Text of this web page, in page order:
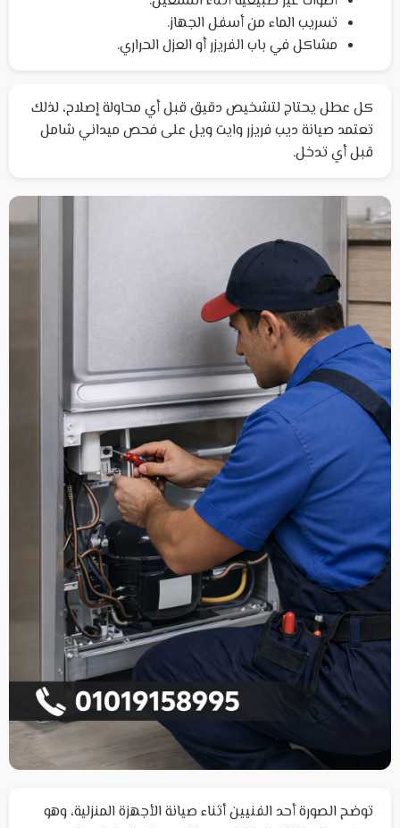
تسريب الماء من أسفل الجهاز.
مشاكل في باب الفريزر أو العزل الحراري.
كل عطل يحتاج لتشخيص دقيق قبل أي محاولة إصلاح، لذلك
تعتمد صيانة ديب فريزر وايت ويل على فحص ميداني شامل
قبل أي تدخل.
توضح الصورة أحد الفنيين أثناء صيانة الأجهزة المنزلية، وهو